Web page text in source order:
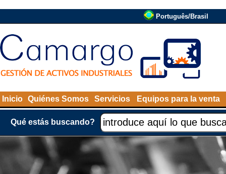
Português/Brasil
Inicio Quiénes Somos Servicios Equipos para la venta
Qué estás buscando?